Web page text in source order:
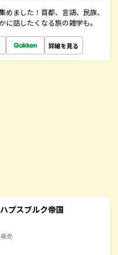
ました！首都、言語、民族、
話したくなる旅の雑学も。
詳細を見る
プスブルク帝国
売